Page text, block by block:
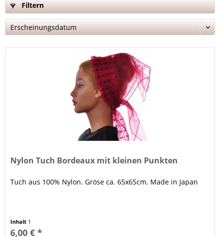
Filtern
Nylon Tuch Bordeaux mit kleinen Punkten
Tuch aus 100% Nylon. Gröse ca. 65x65cm. Made in Japan
Inhalt 1
6,00 € *